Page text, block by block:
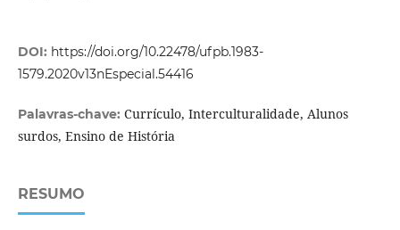
DOI: https://doi.org/10.22478/ufpb.1983-
1579.2020v13nEspecial.54416
Palavras-chave: Currículo, Interculturalidade, Alunos
surdos, Ensino de História
RESUMO